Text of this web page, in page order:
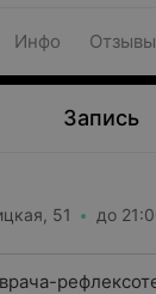
Инфо Отзывы
Запись
51 до